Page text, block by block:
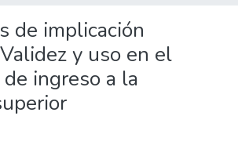
de implicación
y uso en el
ingreso a la